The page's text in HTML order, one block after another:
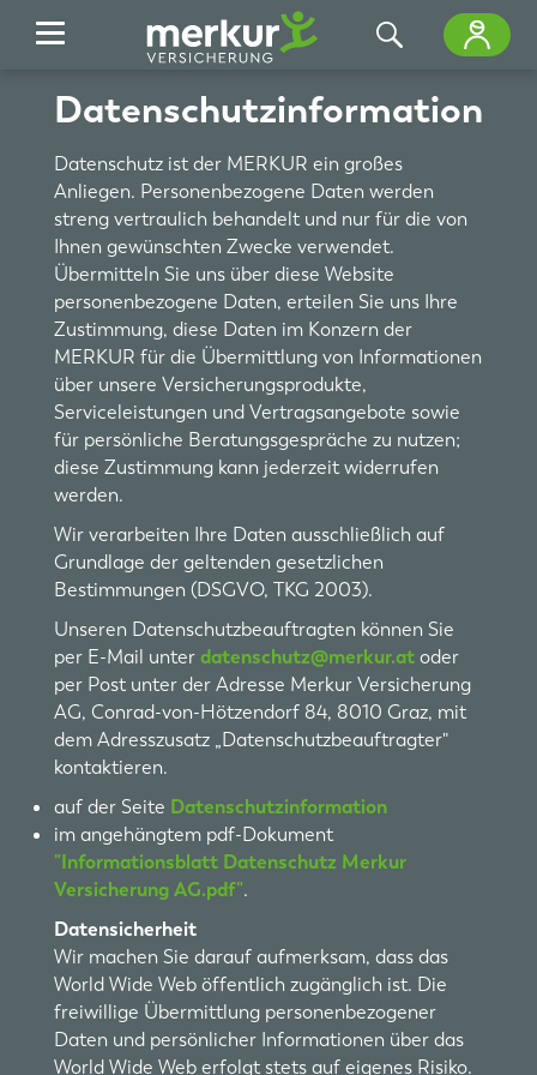
Datenschutzinformation
Datenschutz ist der MERKUR ein großes
Anliegen. Personenbezogene Daten werden
streng vertraulich behandelt und nur für die von
Ihnen gewünschten Zwecke verwendet.
Übermitteln Sie uns über diese Website
personenbezogene Daten, erteilen Sie uns Ihre
Zustimmung, diese Daten im Konzern der
MERKUR für die Übermittlung von Informationen
über unsere Versicherungsprodukte,
Serviceleistungen und Vertragsangebote sowie
für persönliche Beratungsgespräche zu nutzen;
diese Zustimmung kann jederzeit widerrufen
werden.
Wir verarbeiten Ihre Daten ausschließlich auf
Grundlage der geltenden gesetzlichen
Bestimmungen (DSGVO, TKG 2003).
Unseren Datenschutzbeauftragten können Sie
per E-Mail unter datenschutz@merkur.at oder
per Post unter der Adresse Merkur Versicherung
AG, Conrad-von-Hötzendorf 84, 8010 Graz, mit
dem Adresszusatz „Datenschutzbeauftragter"
kontaktieren.
auf der Seite Datenschutzinformation
im angehängtem pdf-Dokument
"Informationsblatt Datenschutz Merkur
Versicherung AG.pdf".
Datensicherheit
Wir machen Sie darauf aufmerksam, dass das
World Wide Web öffentlich zugänglich ist. Die
freiwillige Übermittlung personenbezogener
Daten und persönlicher Informationen über das
World Wide Web erfolgt stets auf eigenes Risiko.